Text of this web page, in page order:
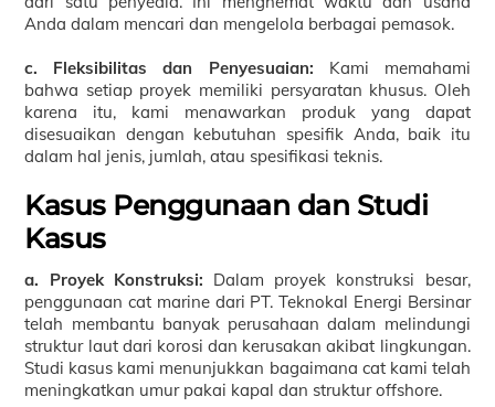
Anda dalam mencari dan mengelola berbagai pemasok.
c. Fleksibilitas dan Penyesuaian: Kami memahami
bahwa setiap proyek memiliki persyaratan khusus. Oleh
karena itu, kami menawarkan produk yang dapat
disesuaikan dengan kebutuhan spesifik Anda, baik itu
dalam hal jenis, jumlah, atau spesifikasi teknis.
Kasus Penggunaan dan Studi
Kasus
a. Proyek Konstruksi: Dalam proyek konstruksi besar,
penggunaan cat marine dari PT. Teknokal Energi Bersinar
telah membantu banyak perusahaan dalam melindungi
struktur laut dari korosi dan kerusakan akibat lingkungan.
Studi kasus kami menunjukkan bagaimana cat kami telah
meningkatkan umur pakai kapal dan struktur offshore.